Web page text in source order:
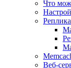
Что
Веб-